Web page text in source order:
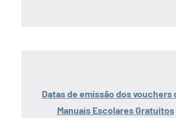
Datas de emissão dos vouchers
Manuais Escolares Gratuitos